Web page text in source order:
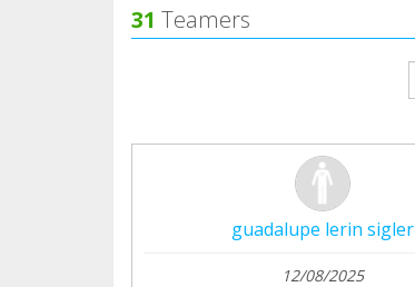
31 Teamers
guadalupe lerin sigler
12/08/2025